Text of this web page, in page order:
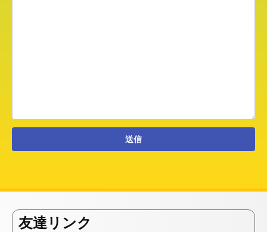
友達リンク